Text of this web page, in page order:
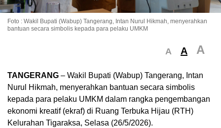
Foto : Wakil Bupati (Wabup) Tangerang, Intan Nurul Hikmah, menyerahkan
bantuan secara simbolis kepada para pelaku UMKM
A A A
TANGERANG – Wakil Bupati (Wabup) Tangerang, Intan
Nurul Hikmah, menyerahkan bantuan secara simbolis
kepada para pelaku UMKM dalam rangka pengembangan
ekonomi kreatif (ekraf) di Ruang Terbuka Hijau (RTH)
Kelurahan Tigaraksa, Selasa (26/5/2026).